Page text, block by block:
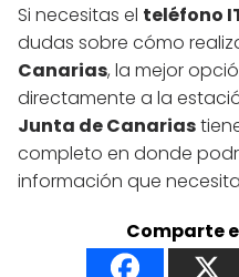
Si necesitas el teléfono
dudas sobre cómo
Canarias, la mejor
directamente a la
Junta de Canarias
completo en donde
información que
Comparte